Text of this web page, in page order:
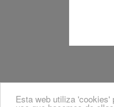
Esta web utiliza